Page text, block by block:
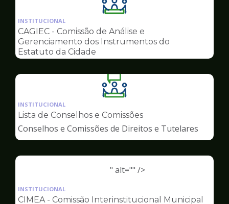
Ilustração
da
pagina
de
INSTITUCIONAL
CAGIEC - Comissão de Análise e
Gerenciamento dos Instrumentos do
Estatuto da Cidade
Ilustração
da
pagina
de
Conselhos
INSTITUCIONAL
Lista de Conselhos e Comissões
Conselhos e Comissões de Direitos e Tutelares
" alt="" />
Ilustração
pagina
INSTITUCIONAL
CIMEA - Comissão Interinstitucional Municipal